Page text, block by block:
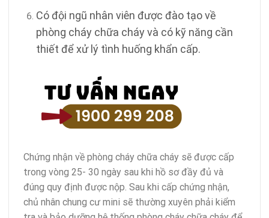
Có đội ngũ nhân viên được đào tạo về
phòng cháy chữa cháy và có kỹ năng cần
thiết để xử lý tình huống khẩn cấp.
Chứng nhận về phòng cháy chữa cháy sẽ được cấp
trong vòng 25- 30 ngày sau khi hồ sơ đầy đủ và
đúng quy định được nộp. Sau khi cấp chứng nhận,
chủ nhân chung cư mini sẽ thường xuyên phải kiểm